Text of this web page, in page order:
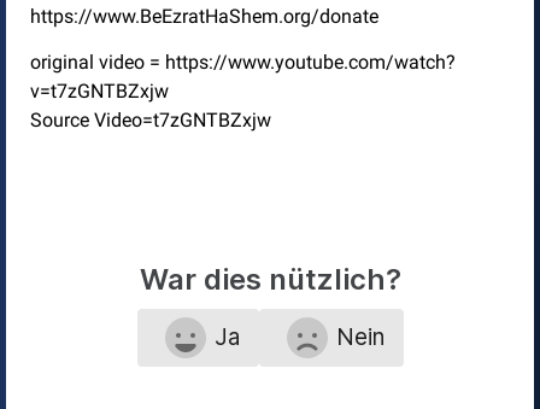
https://www.BeEzratHaShem.org/donate
original video = https://www.youtube.com/watch?
v=t7zGNTBZxjw
Source Video=t7zGNTBZxjw
War dies nützlich?
Ja Nein